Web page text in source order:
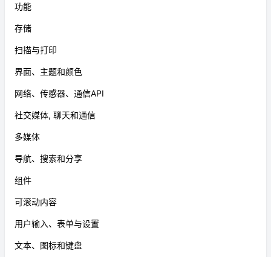
功能
存储
扫描与打印
界面、主题和颜色
网络、传感器、通信API
社交媒体, 聊天和通信
多媒体
导航、搜索和分享
组件
可滚动内容
用户输入、表单与设置
文本、图标和键盘